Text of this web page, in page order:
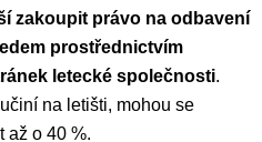
zakoupit právo na odbavení
prostřednictvím
letecké společnosti.
na letišti, mohou se
až o 40 %.